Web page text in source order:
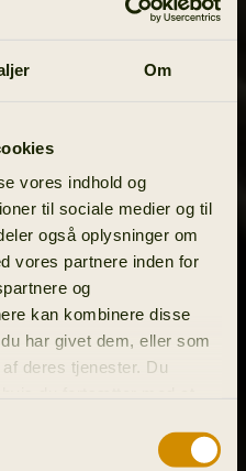
Om
vores indhold og
til sociale medier og til
også oplysninger om
vores partnere inden for
og
kan kombinere disse
har givet dem, eller som
deres tjenester. Du